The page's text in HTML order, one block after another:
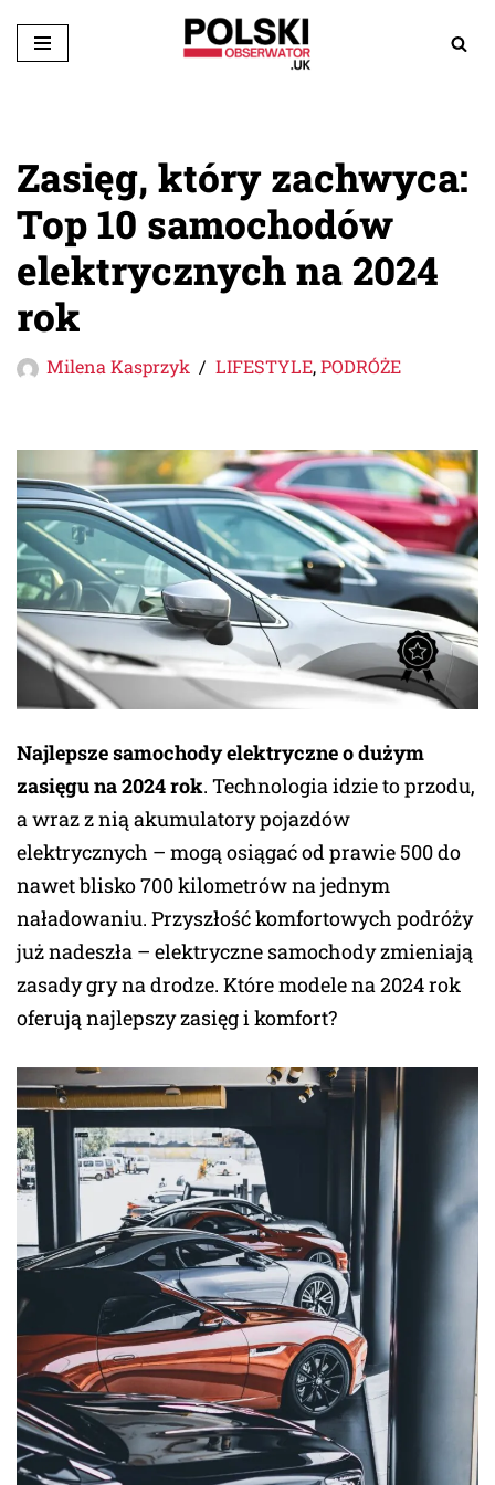
Przejdź
Zasięg, który zachwyca:
Top 10 samochodów
elektrycznych na 2024
rok
Milena Kasprzyk LIFESTYLE,PODRÓŻE
Najlepsze samochody elektryczne o dużym
zasięgu na 2024 rok. Technologia idzie to przodu,
a wraz z nią akumulatory pojazdów
elektrycznych – mogą osiągać od prawie 500 do
nawet blisko 700 kilometrów na jednym
naładowaniu. Przyszłość komfortowych podróży
już nadeszła – elektryczne samochody zmieniają
zasady gry na drodze. Które modele na 2024 rok
oferują najlepszy zasięg i komfort?